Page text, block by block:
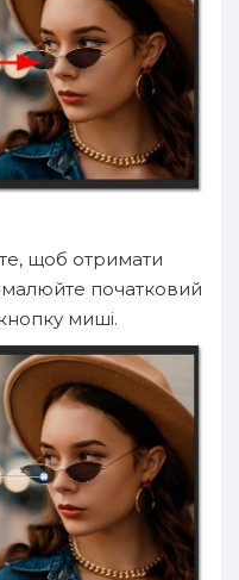
щоб отримати
початковий
кнопку миші.